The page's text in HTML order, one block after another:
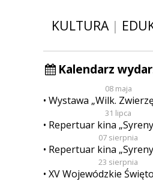
KULTURA|
Kalendarz
08 maja
Wystawa „Wilk. Zwierzęta
31 lipca
Repertuar kina „Syreny” w Wieluniu w dn. od 31
07 sierpnia
Repertuar kina „Syreny” w Wieluniu w dn. od
23 sierpnia
XV Wojewódzkie Święto